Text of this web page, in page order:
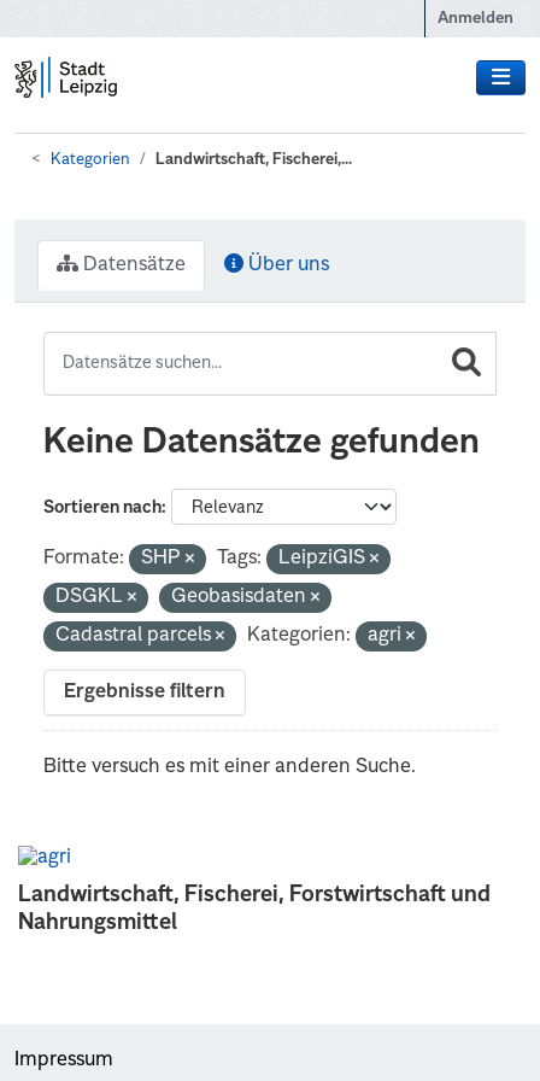
Anmelden
Kategorien Landwirtschaft, Fischerei,...
Landwirtschaft, Fischerei, Forstwirtschaft und
Nahrungsmittel
Datensätze Über uns
Keine Datensätze gefunden
Sortieren nach
Formate: SHP Tags:
LeipziGIS
DSGKL
Geobasisdaten
Cadastral parcels
Kategorien: agri
Ergebnisse filtern
Bitte versuch es mit einer anderen Suche.
Impressum